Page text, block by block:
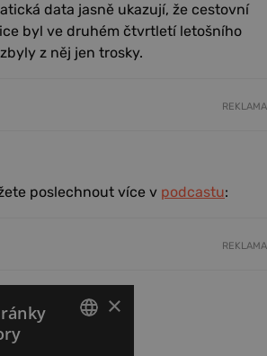
data jasně ukazují, že cestovní
byl ve druhém čtvrtletí letošního
z něj jen trosky.
REKLAMA
poslechnout více v podcastu:
REKLAMA